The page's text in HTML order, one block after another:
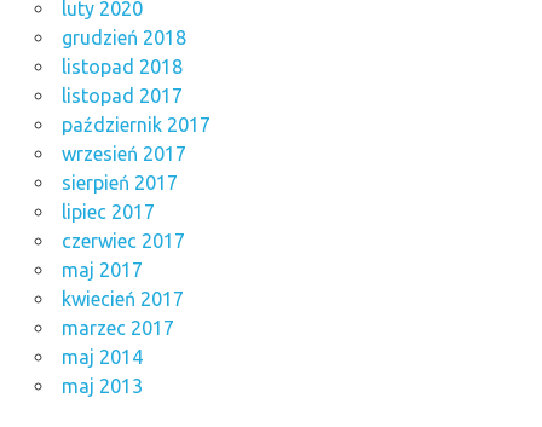
luty 2020
grudzień 2018
listopad 2018
listopad 2017
październik 2017
wrzesień 2017
sierpień 2017
lipiec 2017
czerwiec 2017
maj 2017
kwiecień 2017
marzec 2017
maj 2014
maj 2013